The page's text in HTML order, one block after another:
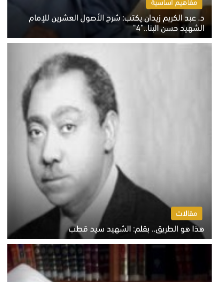
د. عبد الكريم زيدان يكتب: شرح الأصول العشرين للإمام
الشهيد حسن البنا.."4"
الخميس 6 أغسطس 2026 10:27 ص
مقالات
هذا هو الطريق.. بقلم: الشهيد سيد قطب
الخميس 6 أغسطس 2026 10:52 ص